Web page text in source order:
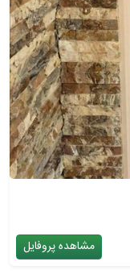
مشاهده پروفایل